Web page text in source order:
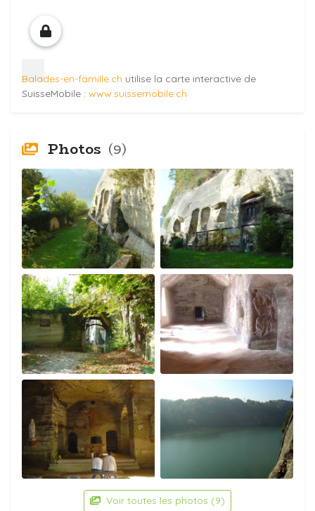
Balades-en-famille.ch utilise la carte interactive de
SuisseMobile : www.suissemobile.ch
Photos (9)
Voir toutes les photos (9)